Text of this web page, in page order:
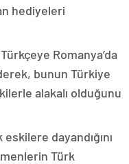
hediyeleri
Romanya’da
bunun Türkiye
alakalı olduğunu
dayandığını
Türk